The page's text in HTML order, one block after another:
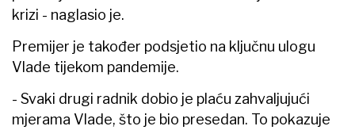
krizi - naglasio je.
Premijer je također podsjetio na ključnu ulogu
Vlade tijekom pandemije.
- Svaki drugi radnik dobio je plaću zahvaljujući
mjerama Vlade, što je bio presedan. To pokazuje